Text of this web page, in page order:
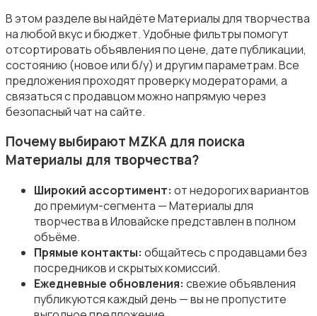
Настольные игры
Другое
В этом разделе вы найдёте Материалы для творчества
на любой вкус и бюджет. Удобные фильтры помогут
отсортировать объявления по цене, дате публикации,
состоянию (новое или б/у) и другим параметрам. Все
предложения проходят проверку модераторами, а
связаться с продавцом можно напрямую через
безопасный чат на сайте.
Почему выбирают MZKA для поиска
Материалы для творчества?
Широкий ассортимент: от недорогих вариантов
до премиум-сегмента — Материалы для
творчества в Иловайске представлен в полном
объёме.
Прямые контакты: общайтесь с продавцами без
посредников и скрытых комиссий.
Ежедневные обновления: свежие объявления
публикуются каждый день — вы не пропустите